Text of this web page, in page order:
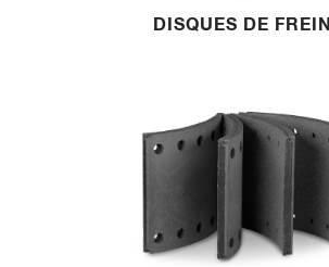
DISQUES DE FREIN